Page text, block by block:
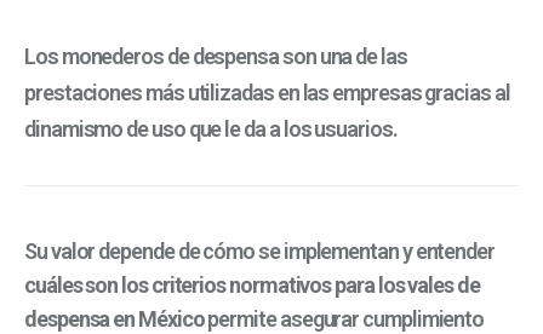
Los monederos de despensa son una de las
prestaciones más utilizadas en las empresas gracias al
dinamismo de uso que le da a los usuarios.
Su valor depende de cómo se implementan y entender
cuáles son los criterios normativos para los vales de
despensa en Méxicopermite asegurar cumplimiento